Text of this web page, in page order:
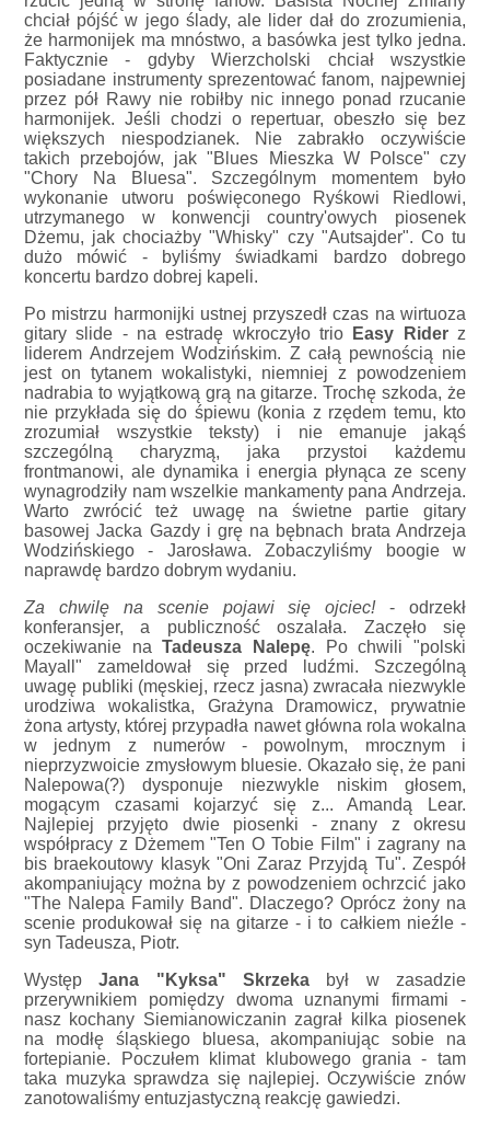
chciał pójść w jego ślady, ale lider dał do zrozumienia,
że harmonijek ma mnóstwo, a basówka jest tylko jedna.
Faktycznie - gdyby Wierzcholski chciał wszystkie
posiadane instrumenty sprezentować fanom, najpewniej
przez pół Rawy nie robiłby nic innego ponad rzucanie
harmonijek. Jeśli chodzi o repertuar, obeszło się bez
większych niespodzianek. Nie zabrakło oczywiście
takich przebojów, jak "Blues Mieszka W Polsce" czy
"Chory Na Bluesa". Szczególnym momentem było
wykonanie utworu poświęconego Ryśkowi Riedlowi,
utrzymanego w konwencji country'owych piosenek
Dżemu, jak chociażby "Whisky" czy "Autsajder". Co tu
dużo mówić - byliśmy świadkami bardzo dobrego
koncertu bardzo dobrej kapeli.
Po mistrzu harmonijki ustnej przyszedł czas na wirtuoza
gitary slide - na estradę wkroczyło trio
Easy Riderz
liderem Andrzejem Wodzińskim. Z całą pewnością nie
jest on tytanem wokalistyki, niemniej z powodzeniem
nadrabia to wyjątkową grą na gitarze. Trochę szkoda, że
nie przykłada się do śpiewu (konia z rzędem temu, kto
zrozumiał wszystkie teksty) i nie emanuje jakąś
szczególną charyzmą, jaka przystoi każdemu
frontmanowi, ale dynamika i energia płynąca ze sceny
wynagrodziły nam wszelkie mankamenty pana Andrzeja.
Warto zwrócić też uwagę na świetne partie gitary
basowej Jacka Gazdy i grę na bębnach brata Andrzeja
Wodzińskiego - Jarosława. Zobaczyliśmy boogie w
naprawdę bardzo dobrym wydaniu.
Za chwilę na scenie pojawi się ojciec!- odrzekł
konferansjer, a publiczność oszalała. Zaczęło się
oczekiwanie naTadeusza Nalepę. Po chwili "polski
Mayall" zameldował się przed ludźmi. Szczególną
uwagę publiki (męskiej, rzecz jasna) zwracała niezwykle
urodziwa wokalistka, Grażyna Dramowicz, prywatnie
żona artysty, której przypadła nawet główna rola wokalna
w jednym z numerów - powolnym, mrocznym i
nieprzyzwoicie zmysłowym bluesie. Okazało się, że pani
Nalepowa(?) dysponuje niezwykle niskim głosem,
mogącym czasami kojarzyć się z... Amandą Lear.
Najlepiej przyjęto dwie piosenki - znany z okresu
współpracy z Dżemem "Ten O Tobie Film" i zagrany na
bis braekoutowy klasyk "Oni Zaraz Przyjdą Tu". Zespół
akompaniujący można by z powodzeniem ochrzcić jako
"The Nalepa Family Band". Dlaczego? Oprócz żony na
scenie produkował się na gitarze - i to całkiem nieźle -
syn Tadeusza, Piotr.
WystępJana "Kyksa" Skrzeka był w zasadzie
przerywnikiem pomiędzy dwoma uznanymi firmami -
nasz kochany Siemianowiczanin zagrał kilka piosenek
na modłę śląskiego bluesa, akompaniując sobie na
fortepianie. Poczułem klimat klubowego grania - tam
taka muzyka sprawdza się najlepiej. Oczywiście znów
zanotowaliśmy entuzjastyczną reakcję gawiedzi.